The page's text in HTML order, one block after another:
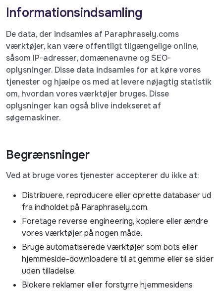
Informationsindsamling
De data, der indsamles af Paraphrasely.coms
værktøjer, kan være offentligt tilgængelige online,
såsom IP-adresser, domænenavne og SEO-
oplysninger. Disse data indsamles for at køre vores
tjenester og hjælpe os med at levere nøjagtig statistik
om, hvordan vores værktøjer bruges. Disse
oplysninger kan også blive indekseret af
søgemaskiner.
Begrænsninger
Ved at bruge vores tjenester accepterer du ikke at:
Distribuere, reproducere eller oprette databaser ud
fra indholdet på Paraphrasely.com.
Foretage reverse engineering, kopiere eller ændre
vores værktøjer på nogen måde.
Bruge automatiserede værktøjer som bots eller
hjemmeside-downloadere til at gemme eller se sider
uden tilladelse.
Blokere reklamer eller forstyrre hjemmesidens